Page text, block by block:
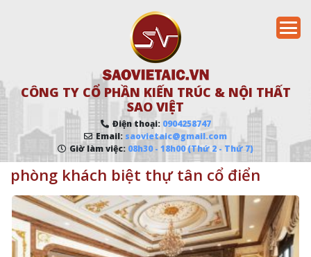
CÔNG TY CỔ PHẦN KIẾN TRÚC & NỘI THẤT
SAO VIỆT
Điện thoại: 0904258747
Email: saovietaic@gmail.com
Giờ làm việc: 08h30 - 18h00 (Thứ 2 - Thứ 7)
phòng khách biệt thự tân cổ điển